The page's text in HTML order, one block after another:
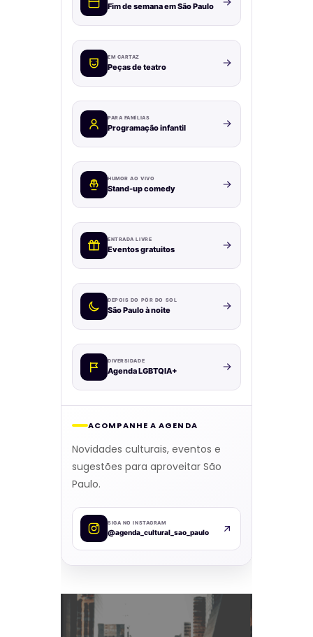
Fim de semana em São Paulo
EM CARTAZ
Peças de teatro
PARA FAMÍLIAS
Programação infantil
HUMOR AO VIVO
Stand-up comedy
ENTRADA LIVRE
Eventos gratuitos
DEPOIS DO PÔR DO SOL
São Paulo à noite
DIVERSIDADE
Agenda LGBTQIA+
ACOMPANHE A AGENDA
Novidades culturais, eventos e
sugestões para aproveitar São
Paulo.
SIGA NO INSTAGRAM
@agenda_cultural_sao_paulo